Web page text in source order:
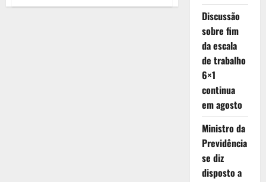
da
Discussão
sobre fim
da escala
de trabalho
6×1
continua
em agosto
Ministro da
Previdência
se diz
disposto a